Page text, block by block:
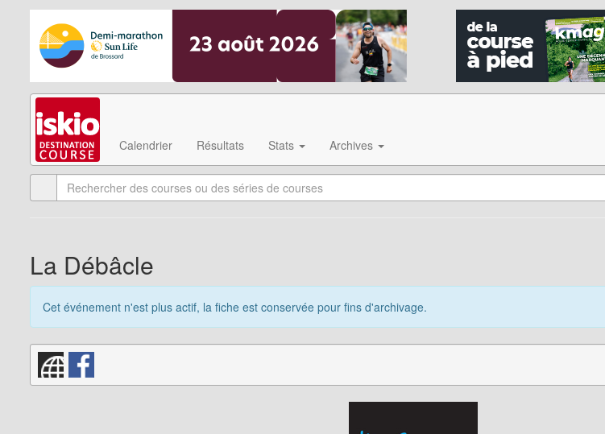
Calendrier Résultats Stats Archives
La Débâcle
Cet événement n'est plus actif, la fiche est conservée pour fins d'archivage.